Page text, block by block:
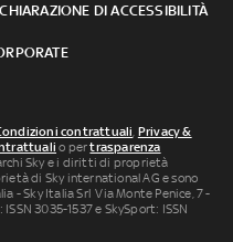
DI ACCESSIBILITÀ
contrattuali, Privacy &
o pertrasparenza
Sky e i diritti di proprietà
di Sky international AG e sono
- Sky Italia Srl Via Monte Penice, 7 -
3035-1537 e SkySport: ISSN